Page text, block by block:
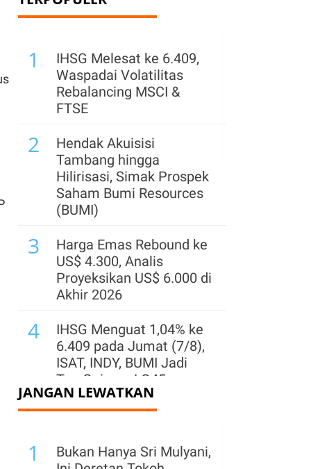
1
IHSG Melesat ke 6.409,
Waspadai Volatilitas
Rebalancing MSCI &
FTSE
2
Hendak Akuisisi
Tambang hingga
Hilirisasi, Simak Prospek
Saham Bumi Resources
(BUMI)
3
Harga Emas Rebound ke
US$ 4.300, Analis
Proyeksikan US$ 6.000 di
Akhir 2026
4
IHSG Menguat 1,04% ke
6.409 pada Jumat (7/8),
ISAT, INDY, BUMI Jadi
Top Gainers LQ45
5
Wijaya Karya (WIKA)
Rencana Kemenkeu
Ambil Alih Saham
JANGAN LEWATKAN
1
Bukan Hanya Sri Mulyani,